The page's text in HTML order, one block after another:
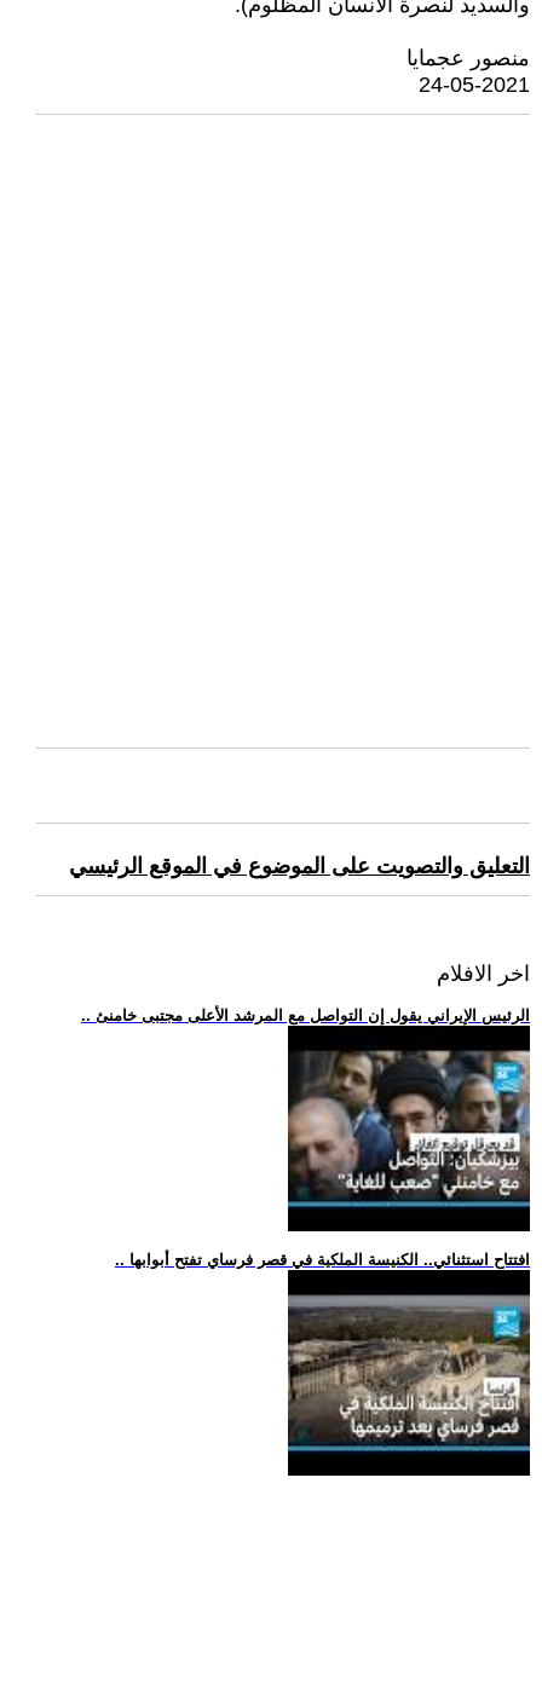
والسديد لنصرة الأنسان المظلوم).
منصور عجمايا
24-05-2021
التعليق والتصويت على الموضوع في الموقع الرئيسي
اخر الافلام
.. الرئيس الإيراني يقول إن التواصل مع المرشد الأعلى مجتبى خامنئ
.. افتتاح استثنائي.. الكنيسة الملكية في قصر فرساي تفتح أبوابها